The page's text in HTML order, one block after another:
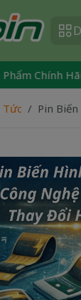
Hãng -
Tức Pin